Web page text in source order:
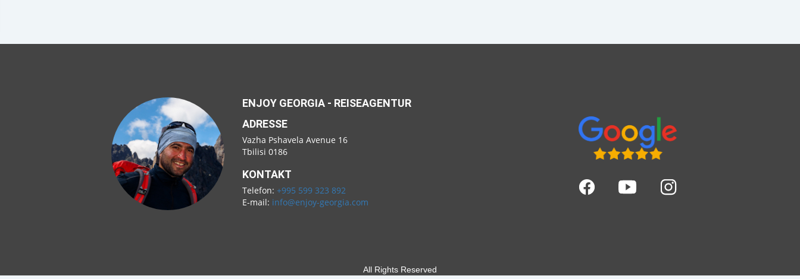
ENJOY GEORGIA - REISEAGENTUR
ADRESSE
Vazha Pshavela Avenue 16
Tbilisi 0186
KONTAKT
Telefon: +995 599 323 892
E-mail: info@enjoy-georgia.com
All Rights Reserved